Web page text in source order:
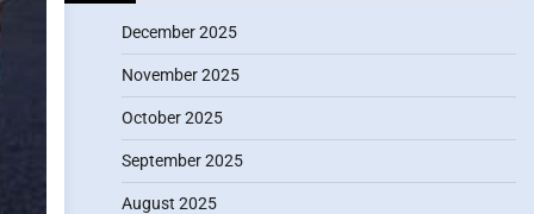
December 2025
November 2025
October 2025
September 2025
August 2025